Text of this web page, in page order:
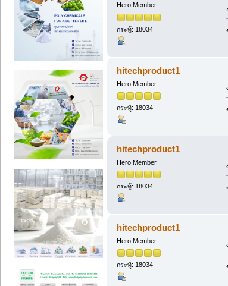
Hero Member
กระทู้: 18034
hitechproduct1
Hero Member
กระทู้: 18034
hitechproduct1
Hero Member
กระทู้: 18034
hitechproduct1
Hero Member
กระทู้: 18034